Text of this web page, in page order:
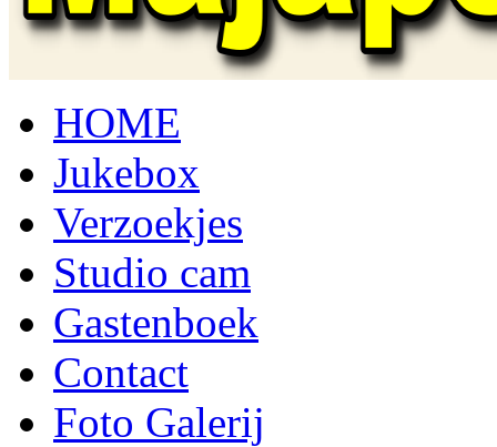
HOME
Jukebox
Verzoekjes
Studio cam
Gastenboek
Contact
Foto Galerij